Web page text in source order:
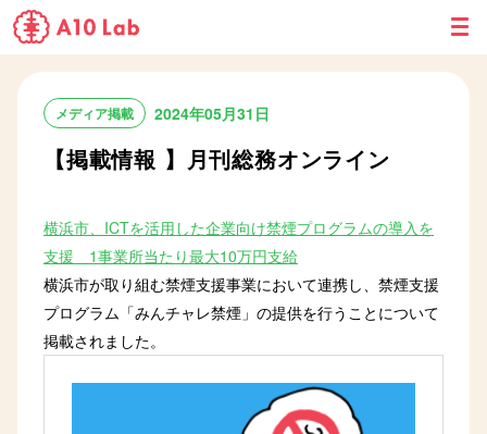
M
E
N
メディア掲載 2024年05月31日
【掲載情報 】月刊総務オンライン
横浜市、ICTを活用した企業向け禁煙プログラムの導入を
支援 1事業所当たり最大10万円支給
横浜市が取り組む禁煙支援事業において連携し、禁煙支援
プログラム「みんチャレ禁煙」の提供を行うことについて
掲載されました。